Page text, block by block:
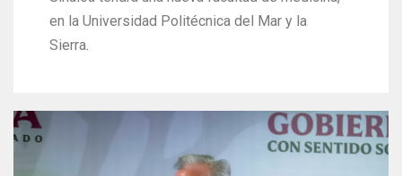
en la Universidad Politécnica del Mar y la
Sierra.